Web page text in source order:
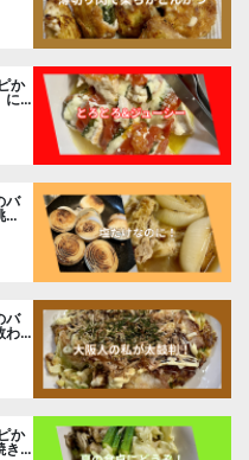
か
に
バ
バ
わ
か
き